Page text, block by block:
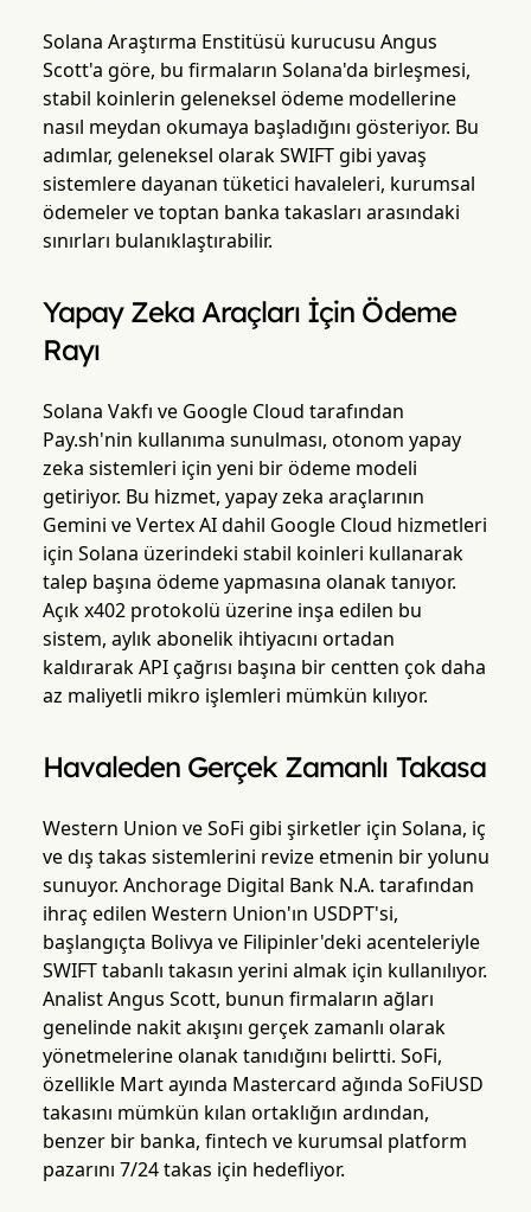
Solana Araştırma Enstitüsü kurucusu Angus
Scott'a göre, bu firmaların Solana'da birleşmesi,
stabil koinlerin geleneksel ödeme modellerine
nasıl meydan okumaya başladığını gösteriyor. Bu
adımlar, geleneksel olarak SWIFT gibi yavaş
sistemlere dayanan tüketici havaleleri, kurumsal
ödemeler ve toptan banka takasları arasındaki
sınırları bulanıklaştırabilir.
Yapay Zeka Araçları İçin Ödeme
Rayı
Solana Vakfı ve Google Cloud tarafından
Pay.sh'nin kullanıma sunulması, otonom yapay
zeka sistemleri için yeni bir ödeme modeli
getiriyor. Bu hizmet, yapay zeka araçlarının
Gemini ve Vertex AI dahil Google Cloud hizmetleri
için Solana üzerindeki stabil koinleri kullanarak
talep başına ödeme yapmasına olanak tanıyor.
Açık x402 protokolü üzerine inşa edilen bu
sistem, aylık abonelik ihtiyacını ortadan
kaldırarak API çağrısı başına bir centten çok daha
az maliyetli mikro işlemleri mümkün kılıyor.
Havaleden Gerçek Zamanlı Takasa
Western Union ve SoFi gibi şirketler için Solana, iç
ve dış takas sistemlerini revize etmenin bir yolunu
sunuyor. Anchorage Digital Bank N.A. tarafından
ihraç edilen Western Union'ın USDPT'si,
başlangıçta Bolivya ve Filipinler'deki acenteleriyle
SWIFT tabanlı takasın yerini almak için kullanılıyor.
Analist Angus Scott, bunun firmaların ağları
genelinde nakit akışını gerçek zamanlı olarak
yönetmelerine olanak tanıdığını belirtti. SoFi,
özellikle Mart ayında Mastercard ağında SoFiUSD
takasını mümkün kılan ortaklığın ardından,
benzer bir banka, fintech ve kurumsal platform
pazarını 7/24 takas için hedefliyor.